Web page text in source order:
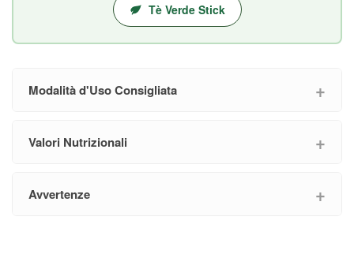
Tè Verde Stick
Modalità d'Uso Consigliata
Valori Nutrizionali
Avvertenze